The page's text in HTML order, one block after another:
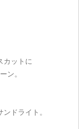
カットに
ン。
ドライト。